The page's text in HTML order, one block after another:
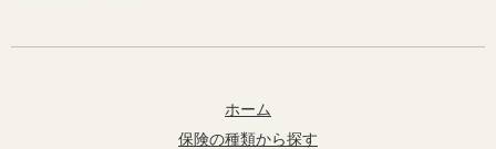
ホーム
保険の種類から探す